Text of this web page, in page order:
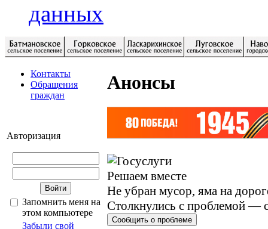
данных
Контакты
Обращения
граждан
Авторизация
Запомнить меня на
этом компьютере
Забыли свой
Анонсы
Решаем вместе
Не убран мусор, яма на
Столкнулись с проблемой —
Сообщить о проблеме